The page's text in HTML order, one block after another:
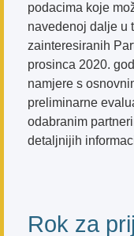
podacima koje
navedenoj dalje u
zainteresiranih
prosinca 2020.
namjere s
preliminarne
odabranim
detaljnijih
Rok za